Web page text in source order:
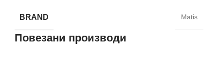
BRAND Matis
Повезани производи